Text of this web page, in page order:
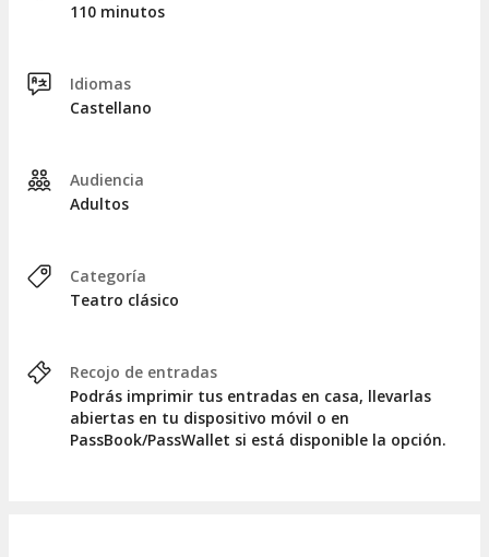
110 minutos
Idiomas
Castellano
Audiencia
Adultos
Categoría
Teatro clásico
Recojo de entradas
Podrás imprimir tus entradas en casa, llevarlas
abiertas en tu dispositivo móvil o en
PassBook/PassWallet si está disponible la opción.